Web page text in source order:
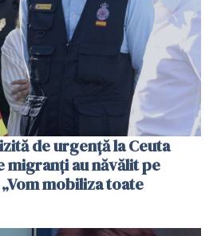
de urgență la Ceuta
migranți au năvălit pe
mobiliza toate